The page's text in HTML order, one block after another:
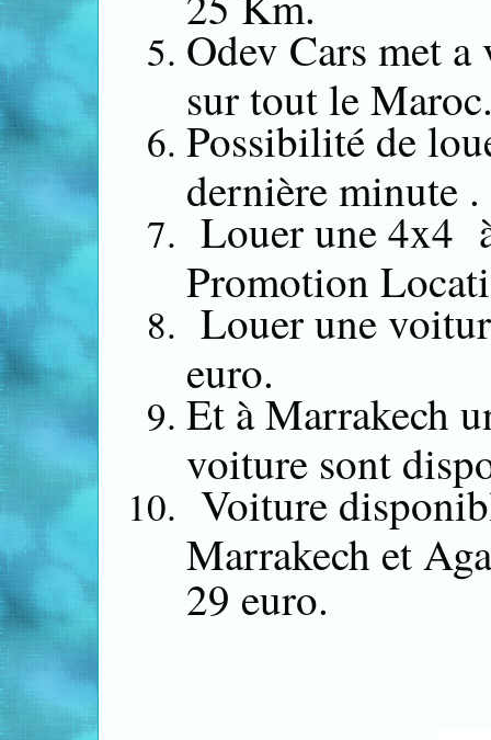
Odev Cars met
sur tout le
Possibilité de
dernière minute .
Louer une 4x4
Promotion
Louer une
euro.
Et à Marrakech
voiture sont
Voiture
Marrakech et
29 euro.